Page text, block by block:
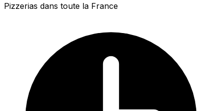
Pizzerias dans toute la France